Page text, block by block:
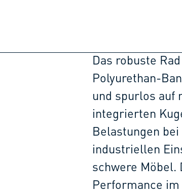
Das robuste
Polyurethan-
und spurlos auf
integrierten
Belastungen
industriellen
schwere Möbel.
Performance